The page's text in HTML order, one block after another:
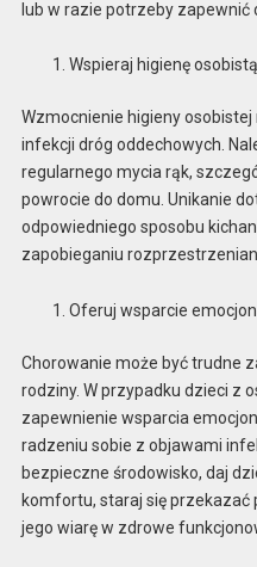
lub w razie potrzeby zapewnić
Wspieraj higienę osobistą
Wzmocnienie higieny
infekcji dróg oddechowych.
regularnego mycia rąk,
powrocie do domu. Unikanie
odpowiedniego sposobu
zapobieganiu
Oferuj wsparcie
Chorowanie może być trudne
rodziny. W przypadku dzieci z
zapewnienie wsparcia
radzeniu sobie z objawami
bezpieczne środowisko, daj
komfortu, staraj się
jego wiarę w zdrowe